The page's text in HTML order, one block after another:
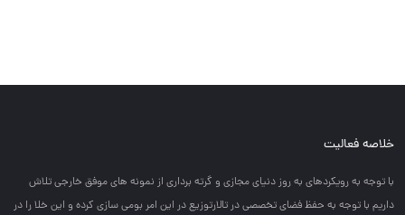
خلاصه فعالیت
با توجه به رويكردهاي به روز دنياي مجازي و گرته برداري از نمونه هاي موفق خارجي تلاش
داريم با توجه به حفظ فضاي تخصصي در تالارتوزيع در اين امر بومي سازي كرده و اين خلا را در